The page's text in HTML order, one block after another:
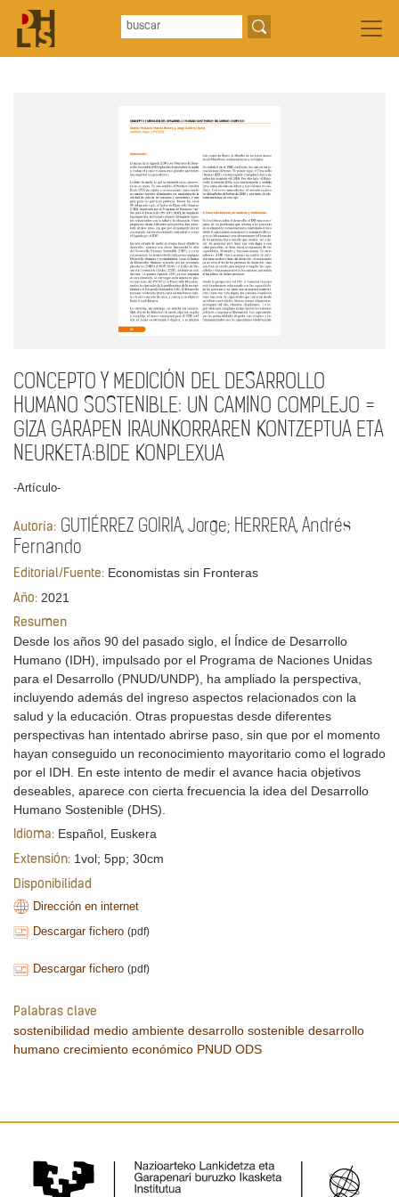
CONCEPTO Y MEDICIÓN DEL DESARROLLO
HUMANO SOSTENIBLE: UN CAMINO COMPLEJO =
GIZA GARAPEN IRAUNKORRAREN KONTZEPTUA ETA
NEURKETA:BIDE KONPLEXUA
-Artículo-
Autoría: GUTIÉRREZ GOIRIA, Jorge; HERRERA, Andrés
Fernando
Editorial/Fuente: Economistas sin Fronteras
Año: 2021
Resumen
Desde los años 90 del pasado siglo, el Índice de Desarrollo
Humano (IDH), impulsado por el Programa de Naciones Unidas
para el Desarrollo (PNUD/UNDP), ha ampliado la perspectiva,
incluyendo además del ingreso aspectos relacionados con la
salud y la educación. Otras propuestas desde diferentes
perspectivas han intentado abrirse paso, sin que por el momento
hayan conseguido un reconocimiento mayoritario como el logrado
por el IDH. En este intento de medir el avance hacia objetivos
deseables, aparece con cierta frecuencia la idea del Desarrollo
Humano Sostenible (DHS).
Idioma: Español, Euskera
Extensión: 1vol; 5pp; 30cm
Disponibilidad
Dirección en internet
Descargar fichero (pdf)
Descargar fichero (pdf)
Palabras clave
sostenibilidad medio ambiente desarrollo sostenible desarrollo
humano crecimiento económico PNUD ODS